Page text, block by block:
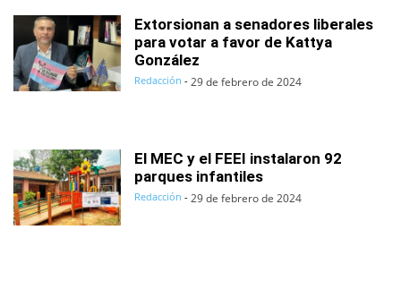
Extorsionan a senadores liberales
para votar a favor de Kattya
González
Redacción - 29 de febrero de 2024
El MEC y el FEEI instalaron 92
parques infantiles
Redacción - 29 de febrero de 2024